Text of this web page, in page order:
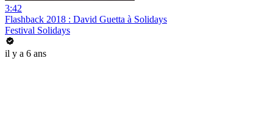
3:42
Flashback 2018 : David Guetta à Solidays
Festival Solidays
il y a 6 ans